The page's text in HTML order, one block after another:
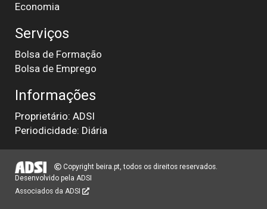
Economia
Serviços
Bolsa de Formação
Bolsa de Emprego
Informações
Proprietário: ADSI
Periodicidade: Diária
Copyright beira.pt, todos os direitos reservados.
Desenvolvido pela ADSI
Associados da ADSI